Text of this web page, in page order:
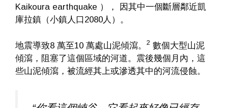
Kaikoura earthquake ）， 因其中一個斷層鄰近凱
庫拉鎮（小鎮人口2080人）。
地震導致8 萬至10 萬處山泥傾瀉。 2 數個大型山泥
傾瀉，阻塞了這個區域的河道。震後幾個月內，這
些山泥傾瀉，被流經其上或滲透其中的河流侵蝕。